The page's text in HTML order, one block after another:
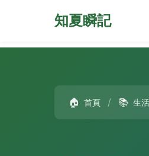
知夏瞬記
🏠 首頁 / 📚 生